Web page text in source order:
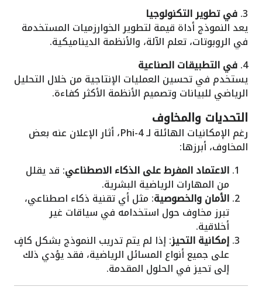
3. في تطوير التكنولوجيا
يعد النموذج أداة قيمة لتطوير الخوارزميات المستخدمة
في الروبوتات، تعلم الآلة، والأنظمة الديناميكية.
4. في التطبيقات الصناعية
يستخدم في تحسين العمليات الإنتاجية من خلال التحليل
الرياضي للبيانات وتصميم الأنظمة الأكثر كفاءة.
التحديات والمخاوف
رغم الإمكانيات الهائلة لـ Phi-4، أثار الإعلان عنه بعض
المخاوف، أبرزها:
الاعتماد المفرط على الذكاء الاصطناعي: قد يقلل
من المهارات الرياضية البشرية.
الأمان والخصوصية: مثل أي تقنية ذكاء اصطناعي،
تبرز مخاوف حول استخدامه في سياقات غير
أخلاقية.
إمكانية التحيز: إذا لم يتم تدريب النموذج بشكل كافٍ
على جميع أنواع المسائل الرياضية، فقد يؤدي ذلك
إلى تحيز في الحلول المقدمة.